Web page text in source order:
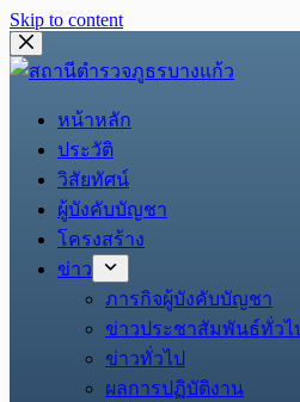
Skip to content
หน้าหลัก
ประวัติ
วิสัยทัศน์
ผู้บังคับบัญชา
โครงสร้าง
ข่าว
ภารกิจผู้บังคับบัญชา
ข่าวประชาสัมพันธ์ทั่วไป
ข่าวทั่วไป
ผลการปฏิบัติงาน